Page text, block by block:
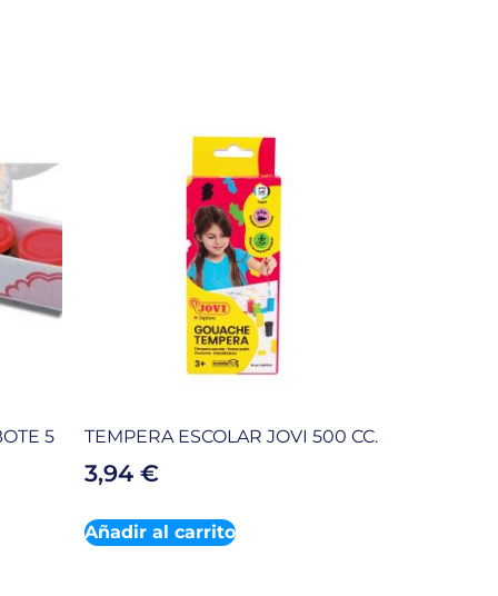
5 TEMPERA ESCOLAR JOVI 500 CC.
3,94 €
Añadir al carrito